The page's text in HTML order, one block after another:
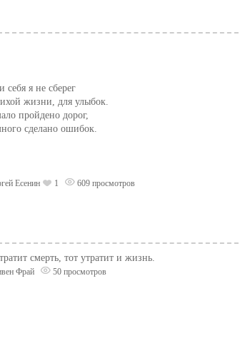
себя я не сберег
жизни, для улыбок.
пройдено дорог,
сделано ошибок.
Есенин 1 609 просмотров
смерть, тот утратит и жизнь.
Фрай 50 просмотров